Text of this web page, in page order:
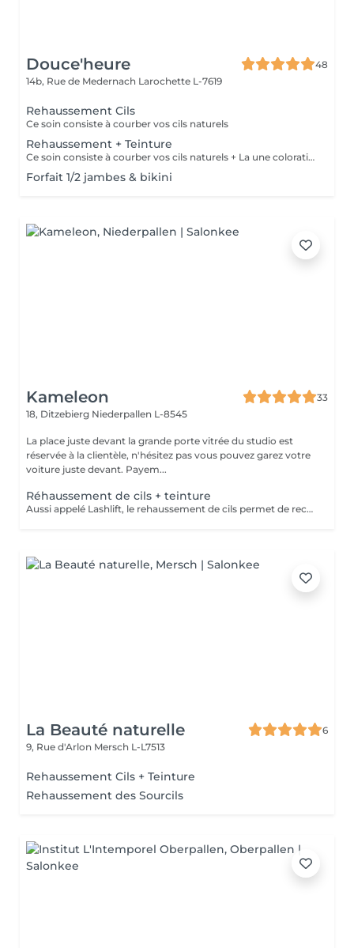
Douce'heure
48
14b, Rue de Medernach Larochette L-7619
Rehaussement Cils
Ce soin consiste à courber vos cils naturels
Rehaussement + Teinture
Ce soin consiste à courber vos cils naturels + La une coloration des cils
Forfait 1/2 jambes & bikini
Kameleon
33
18, Ditzebierg Niederpallen L-8545
La place juste devant la grande porte vitrée du studio est
réservée à la clientèle, n'hésitez pas vous pouvez garez votre
voiture juste devant. Payem...
Réhaussement de cils + teinture
Aussi appelé Lashlift, le rehaussement de cils permet de recourber les cils naturel dès la racine, sans extensions. La teinture elle, intensifie le résultat pour un regard ouvert naturellement. Idéal pour sublimer son regard naturel Attention : Le jour du rendez-vous, venir les yeux totalement démaquiller svp.
La Beauté naturelle
6
9, Rue d'Arlon Mersch L-L7513
Rehaussement Cils + Teinture
Rehaussement des Sourcils